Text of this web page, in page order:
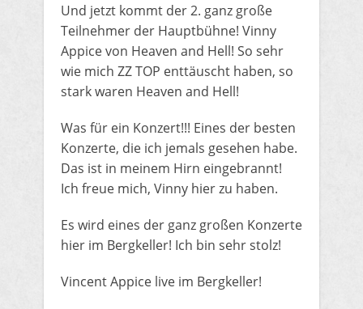
Und jetzt kommt der 2. ganz große
Teilnehmer der Hauptbühne! Vinny
Appice von Heaven and Hell! So sehr
wie mich ZZ TOP enttäuscht haben, so
stark waren Heaven and Hell!
Was für ein Konzert!!! Eines der besten
Konzerte, die ich jemals gesehen habe.
Das ist in meinem Hirn eingebrannt!
Ich freue mich, Vinny hier zu haben.
​Es wird eines der ganz großen Konzerte
hier im Bergkeller! ​Ich bin sehr stolz!
Vincent Appice live im Bergkeller!